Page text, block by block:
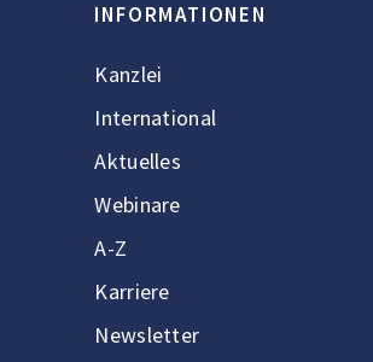
INFORMATIONEN
Kanzlei
International
Aktuelles
Webinare
A-Z
Karriere
Newsletter